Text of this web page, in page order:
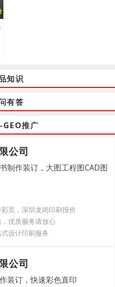
知识
有答
GEO推广
公司
制作装订，大图工程图CAD图
页，深圳龙岗印刷报价
优质服务请放心
设计印刷服务
公司
装订，快速彩色直印